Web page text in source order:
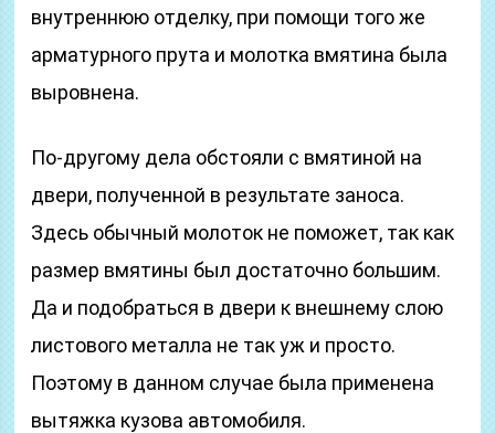
внутреннюю отделку, при помощи того же
арматурного прута и молотка вмятина была
выровнена.
По-другому дела обстояли с вмятиной на
двери, полученной в результате заноса.
Здесь обычный молоток не поможет, так как
размер вмятины был достаточно большим.
Да и подобраться в двери к внешнему слою
листового металла не так уж и просто.
Поэтому в данном случае была применена
вытяжка кузова автомобиля.